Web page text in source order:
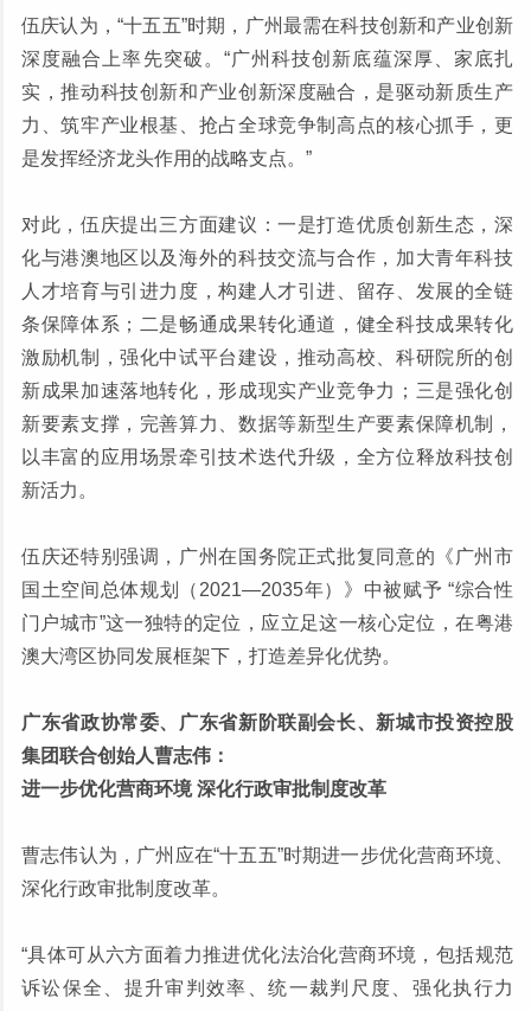
伍庆认为，“十五五”时期，广州最需在科技创新和产业创新
深度融合上率先突破。“广州科技创新底蕴深厚、家底扎
实，推动科技创新和产业创新深度融合，是驱动新质生产
力、筑牢产业根基、抢占全球竞争制高点的核心抓手，更
是发挥经济龙头作用的战略支点。”
对此，伍庆提出三方面建议：一是打造优质创新生态，深
化与港澳地区以及海外的科技交流与合作，加大青年科技
人才培育与引进力度，构建人才引进、留存、发展的全链
条保障体系；二是畅通成果转化通道，健全科技成果转化
激励机制，强化中试平台建设，推动高校、科研院所的创
新成果加速落地转化，形成现实产业竞争力；三是强化创
新要素支撑，完善算力、数据等新型生产要素保障机制，
以丰富的应用场景牵引技术迭代升级，全方位释放科技创
新活力。
伍庆还特别强调，广州在国务院正式批复同意的《广州市
国土空间总体规划（2021—2035年）》中被赋予 “综合性
门户城市”这一独特的定位，应立足这一核心定位，在粤港
澳大湾区协同发展框架下，打造差异化优势。
广东省政协常委、广东省新阶联副会长、新城市投资控股
集团联合创始人曹志伟：
进一步优化营商环境 深化行政审批制度改革
曹志伟认为，广州应在“十五五”时期进一步优化营商环境、
深化行政审批制度改革。
“具体可从六方面着力推进优化法治化营商环境，包括规范
诉讼保全、提升审判效率、统一裁判尺度、强化执行力